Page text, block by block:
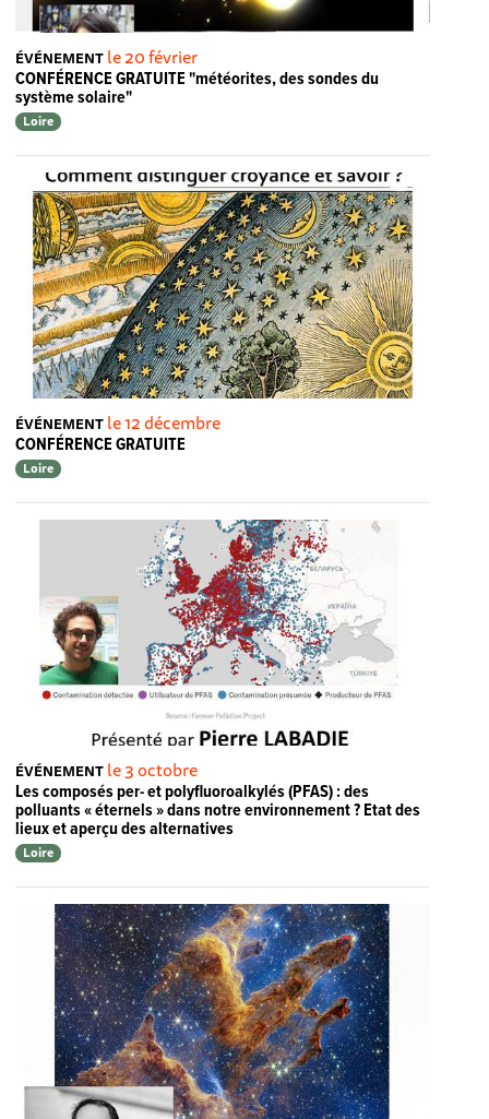
ÉVÉNEMENT le 20 février
CONFÉRENCE GRATUITE "météorites, des sondes du
système solaire"
Loire
ÉVÉNEMENT le 12 décembre
CONFÉRENCE GRATUITE
Loire
ÉVÉNEMENT le 3 octobre
Les composés per- et polyfluoroalkylés (PFAS) : des
polluants « éternels » dans notre environnement ? Etat des
lieux et aperçu des alternatives
Loire